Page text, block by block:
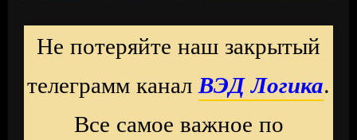
Не потеряйте наш закрытый
телеграмм каналВЭД Логика.
Все самое важное по